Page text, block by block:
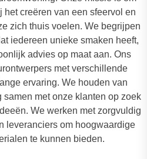
creëren van een sfeervol en
zich thuis voelen. We begrijpen
iedereen unieke smaken heeft,
advies op maat aan. Ons
met verschillende
ervaring. We houden van
met onze klanten op zoek
We werken met zorgvuldig
leveranciers om hoogwaardige
te kunnen bieden.